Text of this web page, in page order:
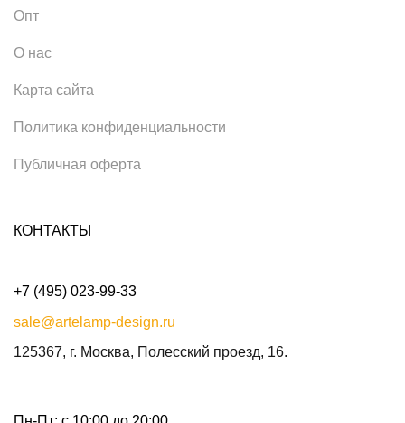
Опт
О нас
Карта сайта
Политика конфиденциальности
Публичная оферта
КОНТАКТЫ
+7 (495) 023-99-33
sale@artelamp-design.ru
125367, г. Москва, Полесский проезд, 16.